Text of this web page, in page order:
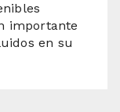
importante
en su